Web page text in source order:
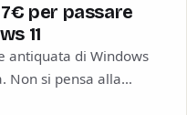
per passare
11
antiquata di Windows
Non si pensa alla